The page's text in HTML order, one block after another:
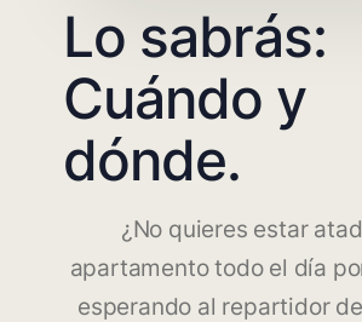
Lo sabrás:
Cuándo y
dónde.
¿No quieres estar
apartamento todo el día
esperando al repartidor